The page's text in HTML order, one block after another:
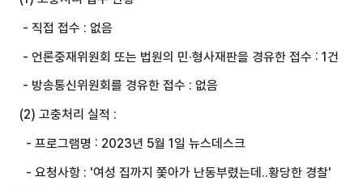
- 직접 접수 : 없음
- 언론중재위원회 또는 법원의 민·형사재판을 경유한 접수 : 1건
- 방송통신위원회를 경유한 접수 : 없음
(2) 고충처리 실적 :
- 프로그램명 : 2023년 5월 1일 뉴스데스크
- 요청사항 : '여성 집까지 쫓아가 난동부렸는데..황당한 경찰'